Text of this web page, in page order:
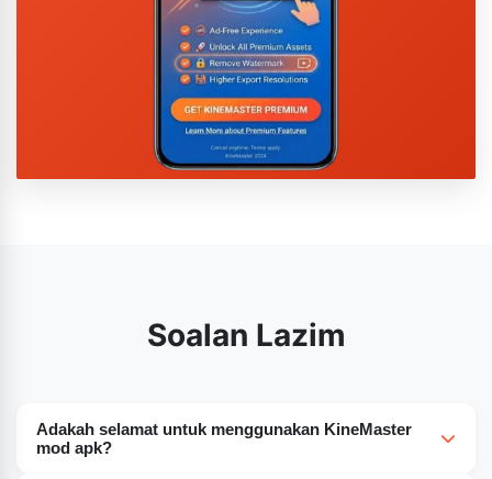
Soalan Lazim
Adakah selamat untuk menggunakan KineMaster
mod apk?